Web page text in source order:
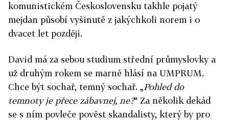
komunistickém Československu takhle pojatý
mejdan působí vyšinutě z jakýchkoli norem i o
dvacet let později.
David má za sebou studium střední průmyslovky a
už druhým rokem se marně hlásí na UMPRUM.
Chce být sochař, temný sochař. „Pohled do
temnoty je přece zábavnej, ne?“ Za několik dekád
se s ním povleče pověst skandalisty, který by pro